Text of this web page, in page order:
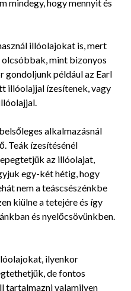
mindegy, hogy mennyit és
illóolajokat is, mert
mint bizonyos
gondoljunk például az Earl
illóolajjal ízesítenek, vagy
alkalmazásnál
Teák ízesítésénél
az illóolajat,
egy-két hétig, hogy
nem a teáscsészénkbe
kiülne a tetejére és így
és nyelőcsövünkben.
ilyenkor
de fontos
tartalmazni valamilyen